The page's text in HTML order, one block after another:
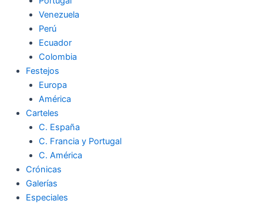
Venezuela
Perú
Ecuador
Colombia
Festejos
Europa
América
Carteles
C. España
C. Francia y Portugal
C. América
Crónicas
Galerías
Especiales